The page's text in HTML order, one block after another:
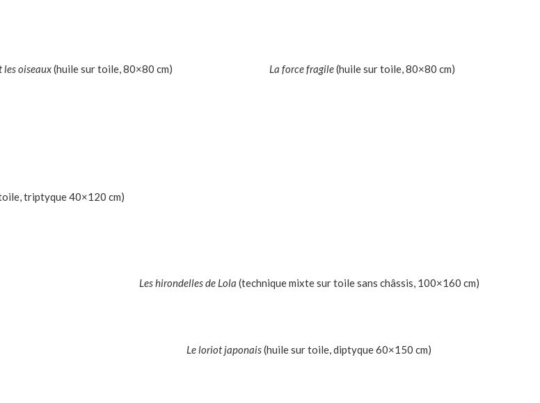
les oiseaux(huile sur toile, 80×80 cm) La force fragile(huile sur toile, 80×80 cm)
triptyque 40×120 cm)
Les hirondelles de Lola (technique mixte sur toile sans châssis, 100×160 cm)
Le loriot japonais(huile sur toile, diptyque 60×150 cm)